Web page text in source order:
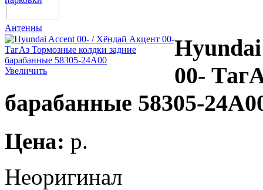
Антенны
Увеличить
00-
барабанные 58305-
Цена: p.
Неоригинал